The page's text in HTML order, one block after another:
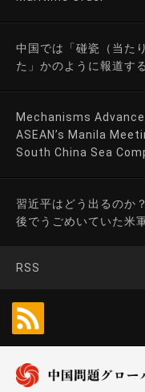
中国では「碰瓷（当た
た」かのように報道す
Mechanisms
ASEAN’s Manila
South China Sea
習近平はどう出るのか
後でうごめいていた米
RSS